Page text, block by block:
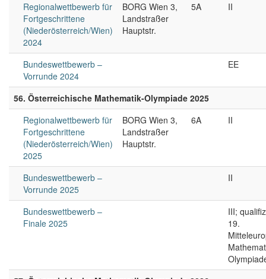
Regionalwettbewerb für
Fortgeschrittene
(Niederösterreich/Wien)
2024
BORG Wien 3,
Landstraßer
Hauptstr.
5A II
Bundeswettbewerb –
Vorrunde 2024
EE
56. Österreichische Mathematik-Olympiade 2025
Regionalwettbewerb für
Fortgeschrittene
(Niederösterreich/Wien)
2025
BORG Wien 3,
Landstraßer
Hauptstr.
6A II
Bundeswettbewerb –
Vorrunde 2025
II
Bundeswettbewerb –
Finale 2025
III;
19.